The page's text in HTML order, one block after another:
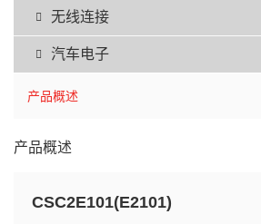
无线连接
汽车电子
产品概述
产品概述
CSC2E101(E2101)